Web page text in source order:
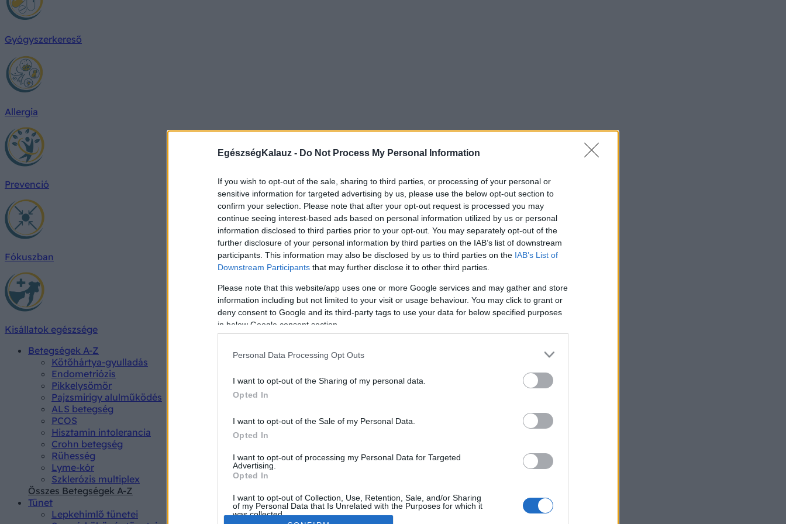
EgészségKalauz - Do Not Process My Personal Information
If you wish to opt-out of the sale, sharing to third parties, or processing of your personal or
sensitive information for targeted advertising by us, please use the below opt-out section to
confirm your selection. Please note that after your opt-out request is processed you may
continue seeing interest-based ads based on personal information utilized by us or personal
information disclosed to third parties prior to your opt-out. You may separately opt-out of the
further disclosure of your personal information by third parties on the IAB’s list of downstream
participants. This information may also be disclosed by us to third parties on the IAB’s List of
Downstream Participants that may further disclose it to other third parties.
Please note that this website/app uses one or more Google services and may gather and store
information including but not limited to your visit or usage behaviour. You may click to grant or
deny consent to Google and its third-party tags to use your data for below specified purposes
in below Google consent section.
Personal Data Processing Opt Outs
I want to opt-out of the Sharing of my personal data.
Opted In
I want to opt-out of the Sale of my Personal Data.
Opted In
I want to opt-out of processing my Personal Data for Targeted
Advertising.
Opted In
I want to opt-out of Collection, Use, Retention, Sale, and/or Sharing
of my Personal Data that Is Unrelated with the Purposes for which it
was collected.
Gyógyszerkereső
Allergia
Prevenció
Fókuszban
Kisállatok egészsége
Betegségek A-Z
Kötőhártya-gyulladás
Endometriózis
Pikkelysömör
Pajzsmirigy alulműködés
ALS betegség
PCOS
Hisztamin intolerancia
Crohn betegség
Rühesség
Lyme-kór
Szklerózis multiplex
Összes Betegségek A-Z
Tünet
Lepkehimlő tünetei